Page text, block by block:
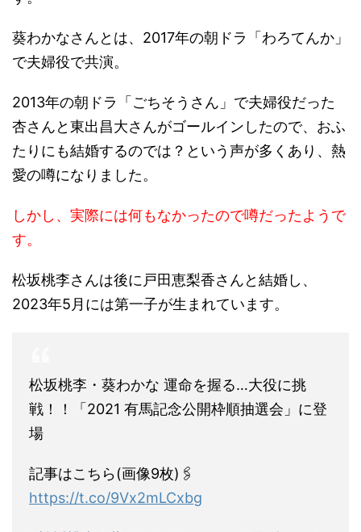
葵わかなさんとは、2017年の朝ドラ「わろてんか」
で夫婦役で共演。
2013年の朝ドラ「ごちそうさん」で夫婦役だった
杏さんと東出昌大さんがゴールインしたので、おふ
たりにも結婚するのでは？という声が多くあり、熱
愛の噂になりました。
しかし、実際には何もなかったので噂だったようで
す。
松坂桃李さんは後に戸田恵梨香さんと結婚し、
2023年5月には第一子が生まれています。
松坂桃李・葵わかな 運命を握る…大役に挑
戦！！「2021 有馬記念公開枠順抽選会」に登
場
記事はこちら(画像9枚)🖇
https://t.co/9Vx2mLCxbg